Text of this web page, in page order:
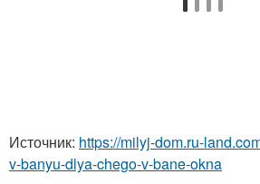
Источник: https://milyj-dom.ru-
v-banyu-dlya-chego-v-bane-okna